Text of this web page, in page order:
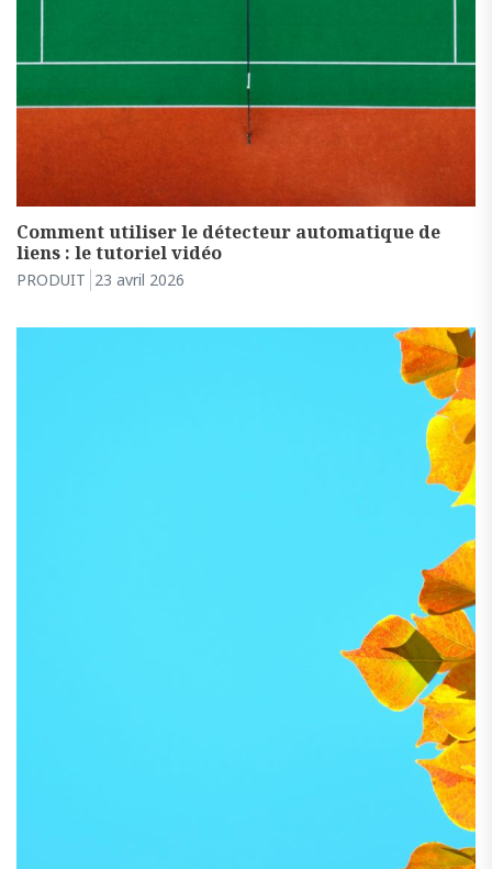
Comment utiliser le détecteur automatique de
liens : le tutoriel vidéo
PRODUIT 23 avril 2026